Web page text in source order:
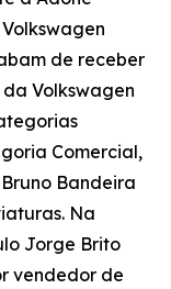
de receber
Volkswagen
Comercial,
Bandeira
Na
Jorge Brito
vendedor de